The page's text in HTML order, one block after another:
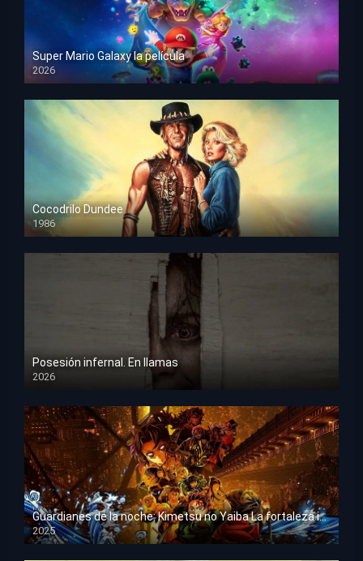
Super Mario Galaxy la película
2026
HD 1080p
Cocodrilo Dundee
1986
HD 1080p
Posesión infernal. En llamas
2026
HD 1080p
Guardianes de la noche: Kimetsu no Yaiba La fortaleza infinita
2025
HD 1080p